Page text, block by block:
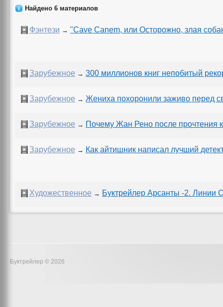
Найдено 6 материалов
Фэнтези → "Cave Canem, или Осторожно, злая
Зарубежное → 300 миллионов книг непобитый
Зарубежное → Жениха похоронили заживо перед
Зарубежное → Почему Жан Рено после прочтения
Зарубежное → Как айтишник написал лучший
Художественное → Буктрейлер Арсанты -2. Линии
Буктрейлер © 2026